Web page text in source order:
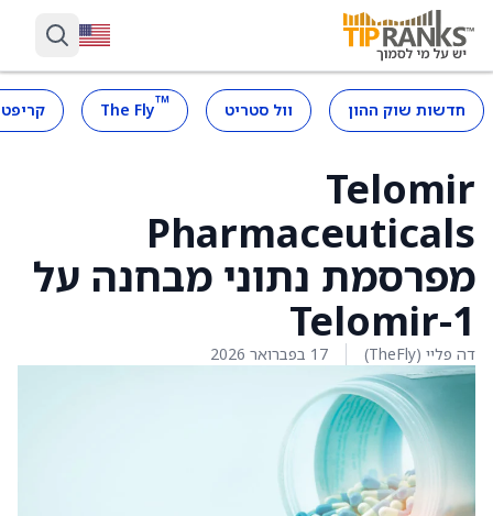
חדשות שוק ההון וול סטריט ™
The Fly
Telomir
Pharmaceuticals
מפרסמת נתוני מבחנה על
Telomir-1
דה פליי (TheFly) 17 בפברואר 2026